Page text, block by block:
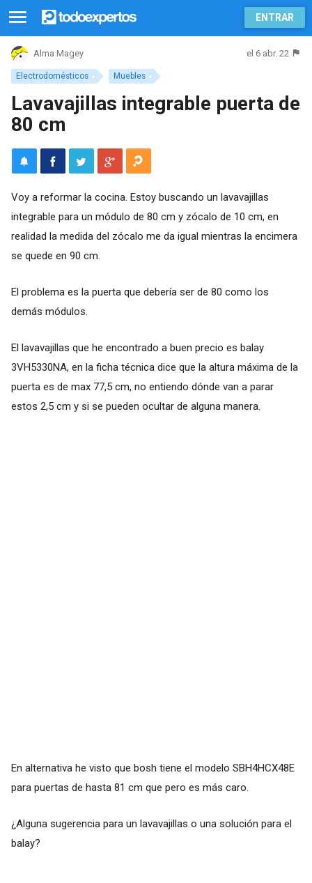
ENTRAR
Electrodomésticos Muebles
Alma Magey el 6 abr. 22
Lavavajillas integrable puerta de
80 cm
Voy a reformar la cocina. Estoy buscando un lavavajillas
integrable para un módulo de 80 cm y zócalo de 10 cm, en
realidad la medida del zócalo me da igual mientras la encimera
se quede en 90 cm.
El problema es la puerta que debería ser de 80 como los
demás módulos.
El lavavajillas que he encontrado a buen precio es balay
3VH5330NA, en la ficha técnica dice que la altura máxima de la
puerta es de max 77,5 cm, no entiendo dónde van a parar
estos 2,5 cm y si se pueden ocultar de alguna manera.
En alternativa he visto que bosh tiene el modelo SBH4HCX48E
para puertas de hasta 81 cm que pero es más caro.
¿Alguna sugerencia para un lavavajillas o una solución para el
balay?